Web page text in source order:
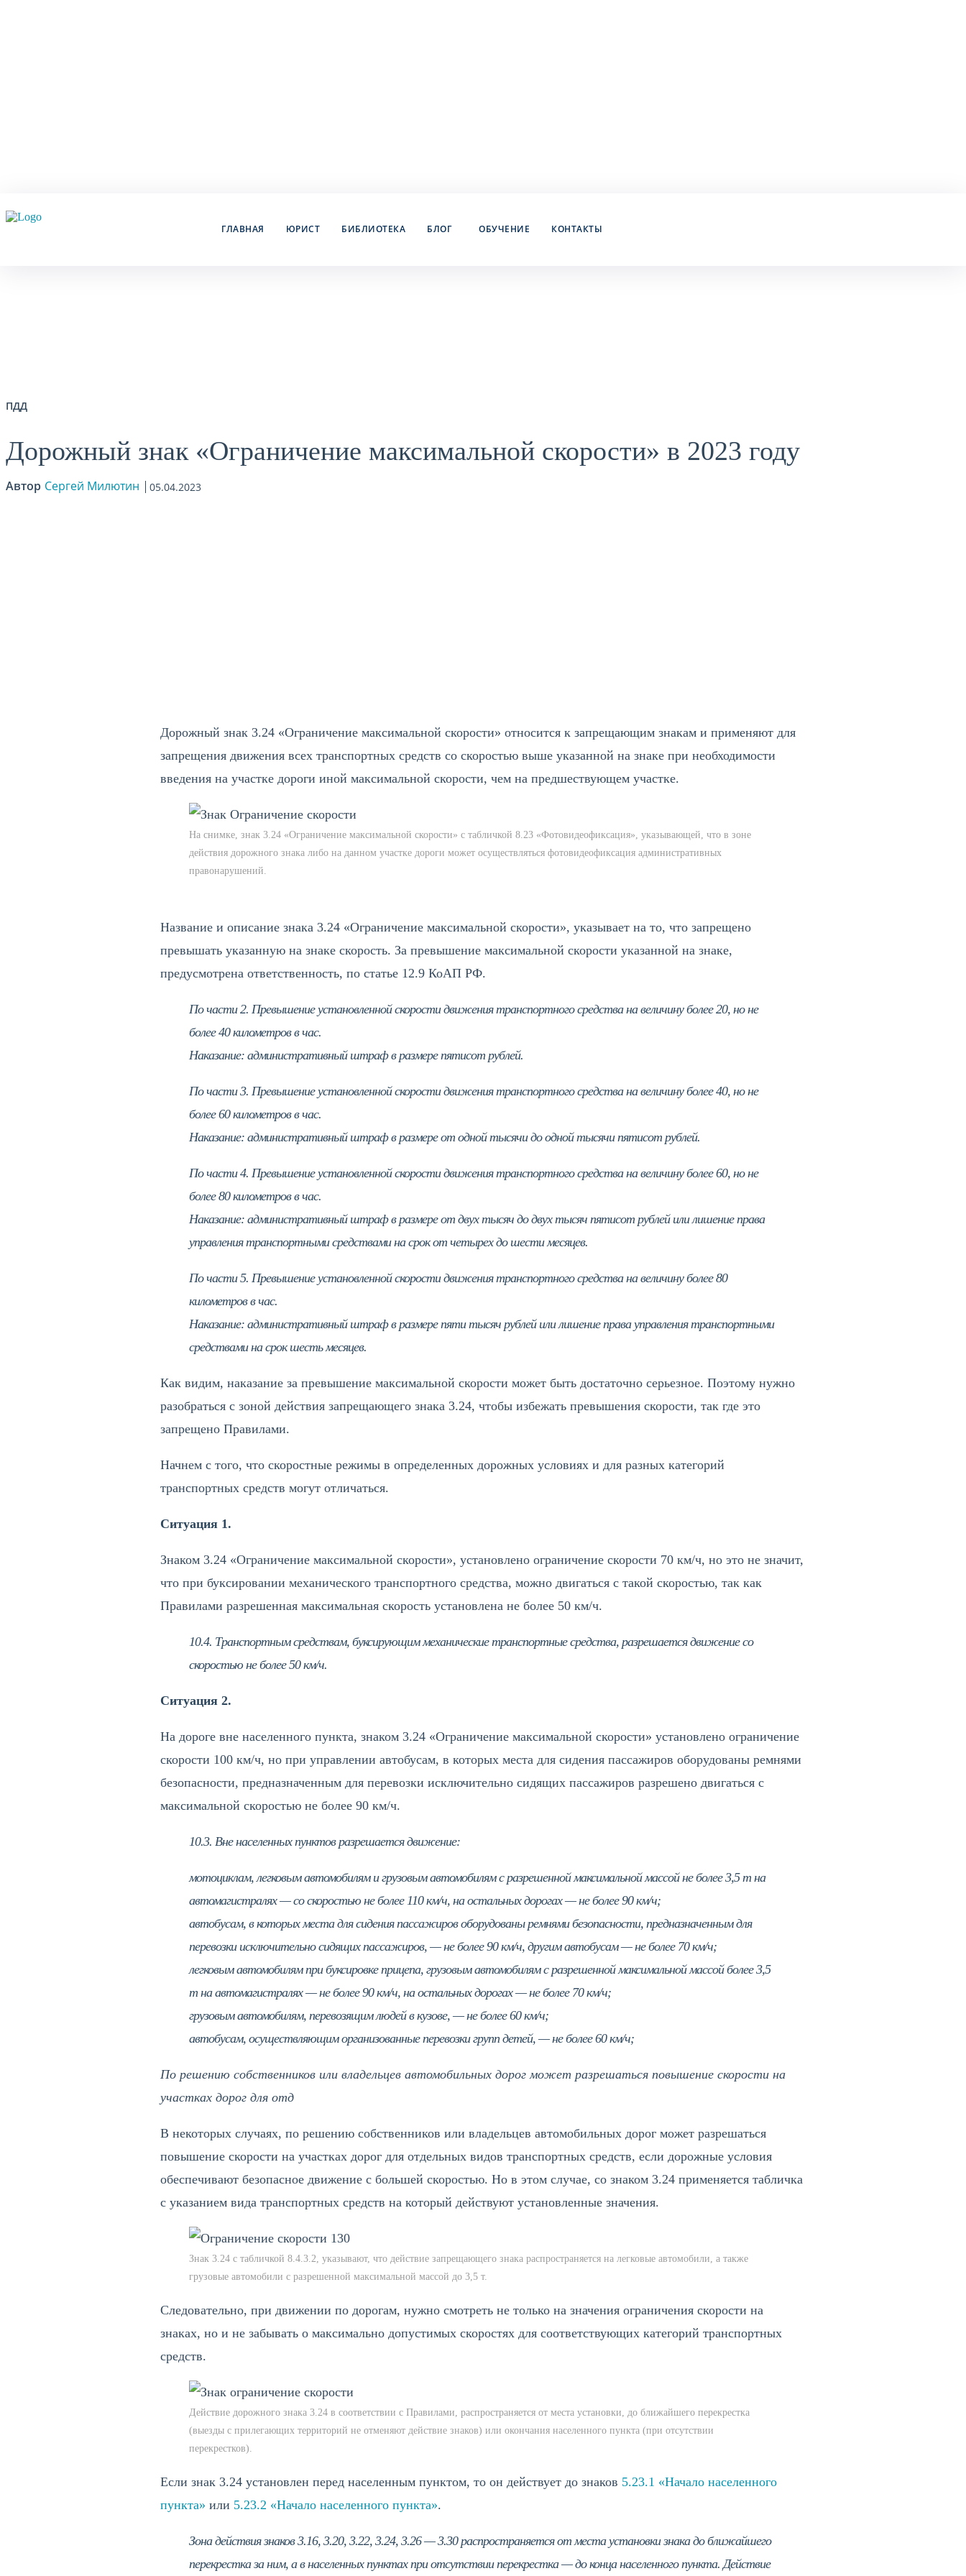
ГЛАВНАЯ ЮРИСТ БИБЛИОТЕКА БЛОГ ОБУЧЕНИЕ КОНТАКТЫ
ПДД
Дорожный знак «Ограничение максимальной скорости» в 2023 году
Автор Сергей Милютин 05.04.2023
Дорожный знак 3.24 «Ограничение максимальной скорости» относится к запрещающим знакам и применяют для
запрещения движения всех транспортных средств со скоростью выше указанной на знаке при необходимости
введения на участке дороги иной максимальной скорости, чем на предшествующем участке.
На снимке, знак 3.24 «Ограничение максимальной скорости» с табличкой 8.23 «Фотовидеофиксация», указывающей, что в зоне
действия дорожного знака либо на данном участке дороги может осуществляться фотовидеофиксация административных
правонарушений.
Название и описание знака 3.24 «Ограничение максимальной скорости», указывает на то, что запрещено
превышать указанную на знаке скорость. За превышение максимальной скорости указанной на знаке,
предусмотрена ответственность, по статье 12.9 КоАП РФ.
По части 2. Превышение установленной скорости движения транспортного средства на величину более 20, но не
более 40 километров в час.
Наказание: административный штраф в размере пятисот рублей.
По части 3. Превышение установленной скорости движения транспортного средства на величину более 40, но не
более 60 километров в час.
Наказание: административный штраф в размере от одной тысячи до одной тысячи пятисот рублей.
По части 4. Превышение установленной скорости движения транспортного средства на величину более 60, но не
более 80 километров в час.
Наказание: административный штраф в размере от двух тысяч до двух тысяч пятисот рублей или лишение права
управления транспортными средствами на срок от четырех до шести месяцев.
По части 5. Превышение установленной скорости движения транспортного средства на величину более 80
километров в час.
Наказание: административный штраф в размере пяти тысяч рублей или лишение права управления транспортными
средствами на срок шесть месяцев.
Как видим, наказание за превышение максимальной скорости может быть достаточно серьезное. Поэтому нужно
разобраться с зоной действия запрещающего знака 3.24, чтобы избежать превышения скорости, так где это
запрещено Правилами.
Начнем с того, что скоростные режимы в определенных дорожных условиях и для разных категорий
транспортных средств могут отличаться.
Ситуация 1.
Знаком 3.24 «Ограничение максимальной скорости», установлено ограничение скорости 70 км/ч, но это не значит,
что при буксировании механического транспортного средства, можно двигаться с такой скоростью, так как
Правилами разрешенная максимальная скорость установлена не более 50 км/ч.
10.4. Транспортным средствам, буксирующим механические транспортные средства, разрешается движение со
скоростью не более 50 км/ч.
Ситуация 2.
На дороге вне населенного пункта, знаком 3.24 «Ограничение максимальной скорости» установлено ограничение
скорости 100 км/ч, но при управлении автобусам, в которых места для сидения пассажиров оборудованы ремнями
безопасности, предназначенным для перевозки исключительно сидящих пассажиров разрешено двигаться с
максимальной скоростью не более 90 км/ч.
10.3. Вне населенных пунктов разрешается движение:
мотоциклам, легковым автомобилям и грузовым автомобилям с разрешенной максимальной массой не более 3,5 т на
автомагистралях — со скоростью не более 110 км/ч, на остальных дорогах — не более 90 км/ч;
автобусам, в которых места для сидения пассажиров оборудованы ремнями безопасности, предназначенным для
перевозки исключительно сидящих пассажиров, — не более 90 км/ч, другим автобусам — не более 70 км/ч;
легковым автомобилям при буксировке прицепа, грузовым автомобилям с разрешенной максимальной массой более 3,5
т на автомагистралях — не более 90 км/ч, на остальных дорогах — не более 70 км/ч;
грузовым автомобилям, перевозящим людей в кузове, — не более 60 км/ч;
автобусам, осуществляющим организованные перевозки групп детей, — не более 60 км/ч;
По решению собственников или владельцев автомобильных дорог может разрешаться повышение скорости на
участках дорог для отд
В некоторых случаях, по решению собственников или владельцев автомобильных дорог может разрешаться
повышение скорости на участках дорог для отдельных видов транспортных средств, если дорожные условия
обеспечивают безопасное движение с большей скоростью. Но в этом случае, со знаком 3.24 применяется табличка
с указанием вида транспортных средств на который действуют установленные значения.
Знак 3.24 с табличкой 8.4.3.2, указывают, что действие запрещающего знака распространяется на легковые автомобили, а также
грузовые автомобили с разрешенной максимальной массой до 3,5 т.
Следовательно, при движении по дорогам, нужно смотреть не только на значения ограничения скорости на
знаках, но и не забывать о максимально допустимых скоростях для соответствующих категорий транспортных
средств.
Действие дорожного знака 3.24 в соответствии с Правилами, распространяется от места установки, до ближайшего перекрестка
(выезды с прилегающих территорий не отменяют действие знаков) или окончания населенного пункта (при отсутствии
перекрестков).
Если знак 3.24 установлен перед населенным пунктом, то он действует до знаков 5.23.1 «Начало населенного
пункта» или 5.23.2 «Начало населенного пункта».
Зона действия знаков 3.16, 3.20, 3.22, 3.24, 3.26 — 3.30 распространяется от места установки знака до ближайшего
перекрестка за ним, а в населенных пунктах при отсутствии перекрестка — до конца населенного пункта. Действие